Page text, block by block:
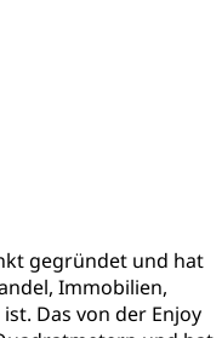
gegründet und hat
Immobilien,
Das von der Enjoy